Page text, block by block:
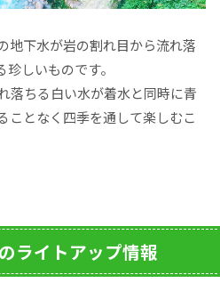
地下水が岩の割れ目から流れ落
しいものです。
落ちる白い水が着水と同時に青
ことなく四季を通して楽しむこ
ライトアップ情報